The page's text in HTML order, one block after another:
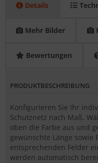
Details
Mehr Bilder
Bewertungen
PRODUKTBESCHREIBUNG
Konfigurieren Sie Ihr
Schutznetz nach Maß.
oben die Farbe aus und
gewünschte Länge sowie
entsprechenden Felder
werden automatisch